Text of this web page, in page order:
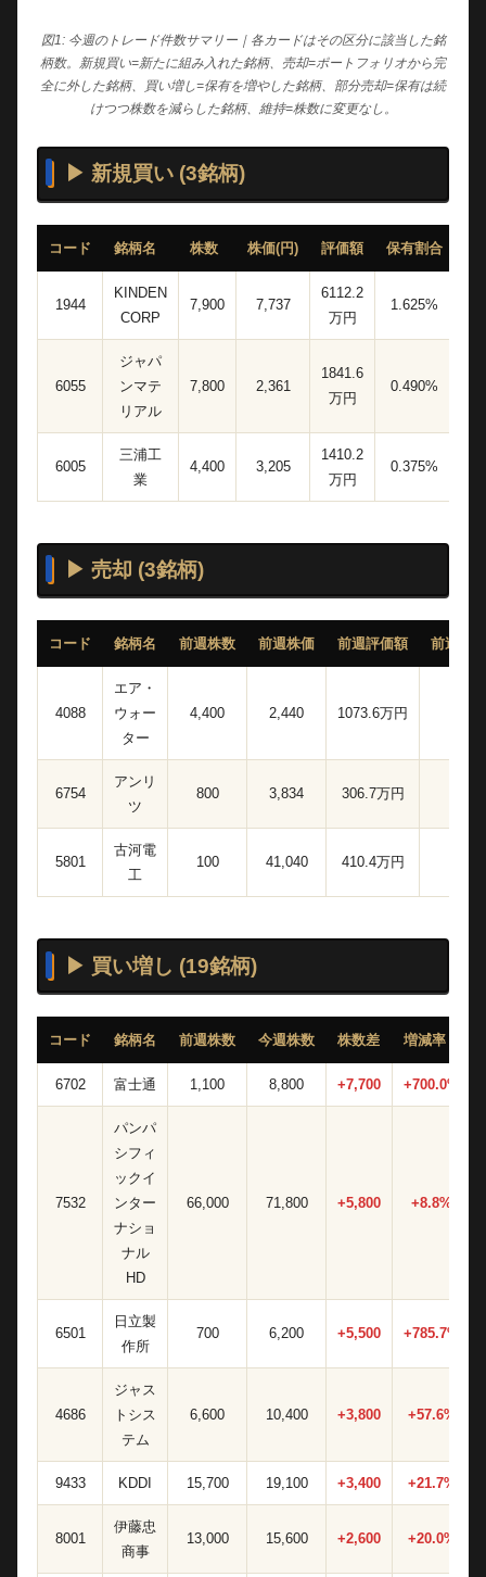
図1: 今週のトレード件数サマリー｜各カードはその区分に該当した銘
柄数。新規買い=新たに組み入れた銘柄、売却=ポートフォリオから完
全に外した銘柄、買い増し=保有を増やした銘柄、部分売却=保有は続
けつつ株数を減らした銘柄、維持=株数に変更なし。
▶ 新規買い (3銘柄)
コード 銘柄名 株数 株価(円) 評価額 保有割合
1944
KINDEN
CORP
7,900 7,737
6112.2
万円
1.625%
6055
ジャパ
ンマテ
リアル
7,800 2,361
1841.6
万円
0.490%
6005
三浦工
業
4,400 3,205
1410.2
万円
0.375%
▶ 売却 (3銘柄)
コード 銘柄名 前週株数 前週株価 前週評価額 前週保
4088
エア・
ウォー
ター
4,400 2,440 1073.6万円
6754
アンリ
ツ
800 3,834 306.7万円
5801
古河電
工
100 41,040 410.4万円
▶ 買い増し (19銘柄)
コード 銘柄名 前週株数 今週株数 株数差 増減率
6702 富士通 1,100 8,800 +7,700 +700.0%
7532
パンパ
シフィ
ックイ
ンター
ナショ
ナル
HD
66,000 71,800 +5,800 +8.8%
6501
日立製
作所
700 6,200 +5,500 +785.7%
4686
ジャス
トシス
テム
6,600 10,400 +3,800 +57.6%
9433 KDDI 15,700 19,100 +3,400 +21.7%
8001
伊藤忠
商事
13,000 15,600 +2,600 +20.0%